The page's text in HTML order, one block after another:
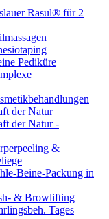
Rasul® für 2
Pediküre
der Natur
der Natur -
&
Beine-Packung in
& Browlifting
Tages